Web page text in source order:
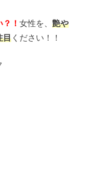
？！女性を、艶や
目 ください！！